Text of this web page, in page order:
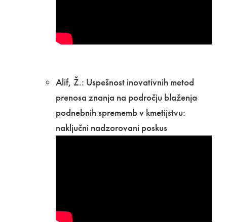
​Alif, Ž.: Uspešnost inovativnih metod
prenosa znanja na področju blaženja
podnebnih sprememb v kmetijstvu:
naključni nadzorovani poskus